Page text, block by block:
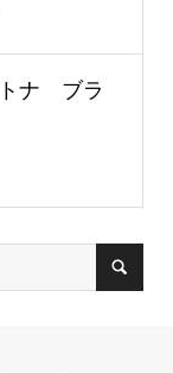
ナ ブラ